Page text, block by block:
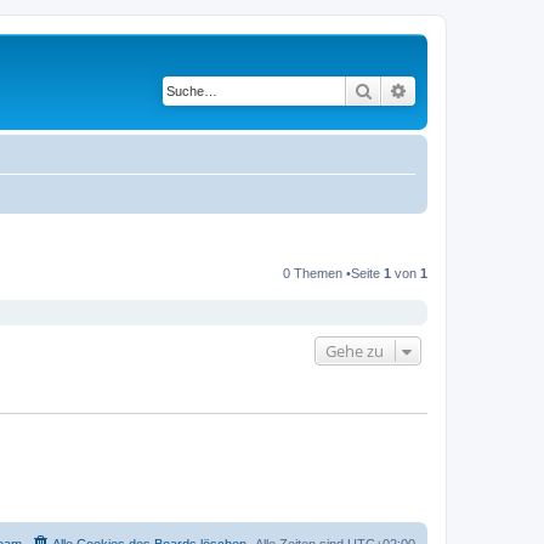
Suche
0 Themen •Seite 1 von 1
Gehe zu